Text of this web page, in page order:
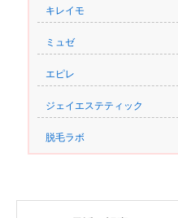
キレイモ
ミュゼ
エピレ
ジェイエステティック
脱毛ラボ